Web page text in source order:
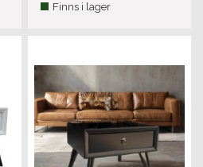
Finns i lager